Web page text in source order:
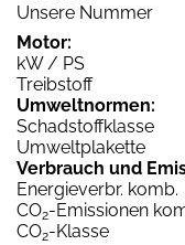
Unsere Nummer
Motor:
kW / PS
Treibstoff
Umweltnormen:
Schadstoffklasse
Umweltplakette
Verbrauch und
Energieverbr. komb.
CO2-Emissionen
CO2-Klasse